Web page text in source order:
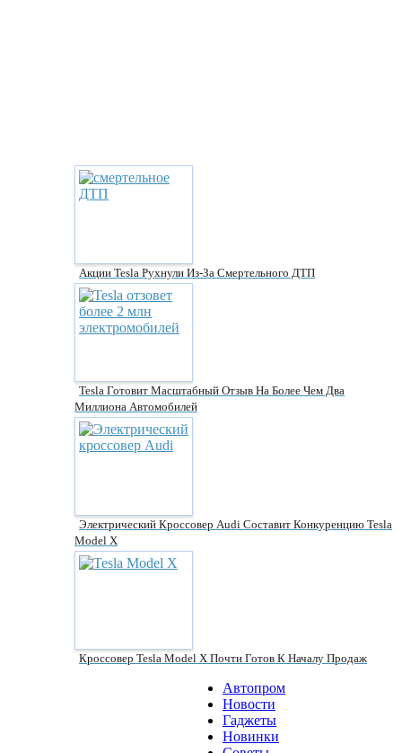
Акции Tesla Рухнули Из-За Смертельного ДТП
Tesla Готовит Масштабный Отзыв На Более Чем Два
Миллиона Автомобилей
Электрический Кроссовер Audi Составит Конкуренцию Tesla
Model X
Кроссовер Tesla Model X Почти Готов К Началу Продаж
Автопром
Новости
Гаджеты
Новинки